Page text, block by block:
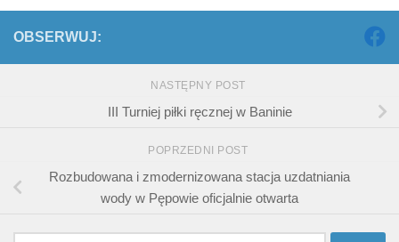
OBSERWUJ:
NASTĘPNY POST
III Turniej piłki ręcznej w Baninie
POPRZEDNI POST
Rozbudowana i zmodernizowana stacja uzdatniania
wody w Pępowie oficjalnie otwarta